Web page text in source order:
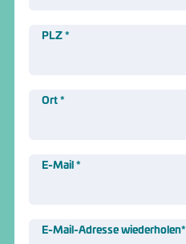
PLZ *
Ort *
E-Mail *
E-Mail-Adresse wiederholen*